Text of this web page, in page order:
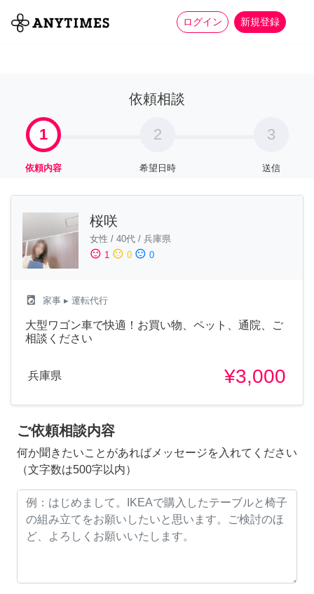
ログイン 新規登録
全て 家事 more_horiz
依頼相談
1
依頼内容
2
希望日時
3
送信
桜咲
女性 / 40代 / 兵庫県
sentiment_satisfied 1 sentiment_neutral 0 sentiment_dissatisfied 0
local_laundry_service 家事 ▸ 運転代行
大型ワゴン車で快適！お買い物、ペット、通院、ご
相談ください
兵庫県 ¥3,000
ご依頼相談内容
何か聞きたいことがあればメッセージを入れてください
（文字数は500字以内）